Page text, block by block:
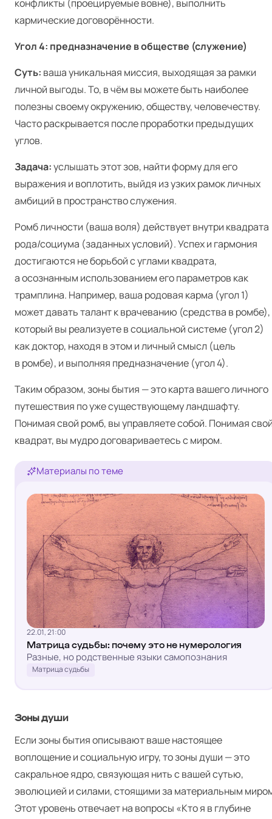
конфликты (проецируемые вовне), выполнить
кармические договорённости.
Угол 4: предназначение в обществе (служение)
Суть: ваша уникальная миссия, выходящая за рамки
личной выгоды. То, в чём вы можете быть наиболее
полезны своему окружению, обществу, человечеству.
Часто раскрывается после проработки предыдущих
углов.
Задача:услышать этот зов, найти форму для его
выражения и воплотить, выйдя из узких рамок личных
амбиций в пространство служения.
Ромб личности (ваша воля) действует внутри квадрата
рода/социума (заданных условий). Успех и гармония
достигаются не борьбой с углами квадрата,
а осознанным использованием его параметров как
трамплина. Например, ваша родовая карма (угол 1)
может давать талант к врачеванию (средства в ромбе),
который вы реализуете в социальной системе (угол 2)
как доктор, находя в этом и личный смысл (цель
в ромбе), и выполняя предназначение (угол 4).
Таким образом, зоны бытия — это карта вашего личного
путешествия по уже существующему ландшафту.
Понимая свой ромб, вы управляете собой. Понимая
квадрат, вы мудро договариваетесь с миром.
Материалы по теме
22.01, 21:00
Матрица судьбы: почему это не нумерология
Разные, но родственные языки самопознания
Матрица судьбы
Зоны души
Если зоны бытия описывают ваше настоящее
воплощение и социальную игру, то зоны души — это
сакральное ядро, связующая нить с вашей сутью,
эволюцией и силами, стоящими за материальным
Этот уровень отвечает на вопросы «Кто я в глубине